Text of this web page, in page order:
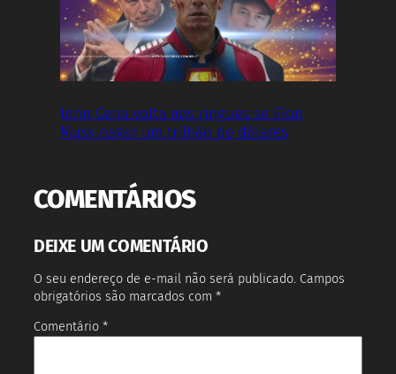
John Cena volta aos ringues se Elon
Musk pagar um trilhão de dólares
COMENTÁRIOS
DEIXE UM COMENTÁRIO
O seu endereço de e-mail não será publicado. Campos
obrigatórios são marcados com *
Comentário *